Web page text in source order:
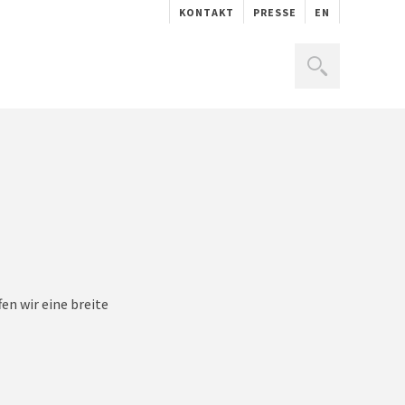
KONTAKT PRESSE EN
wir eine breite